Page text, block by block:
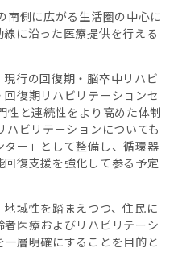
南側に広がる生活圏の中心に
に沿った医療提供を行える
行の回復期・脳卒中リハビ
復期リハビリテーションセ
性と連続性をより高めた体制
ハビリテーションについても
ター」として整備し、循環器
復支援を強化して参る予定
域性を踏まえつつ、住民に
医療およびリハビリテーシ
層明確にすることを目的と